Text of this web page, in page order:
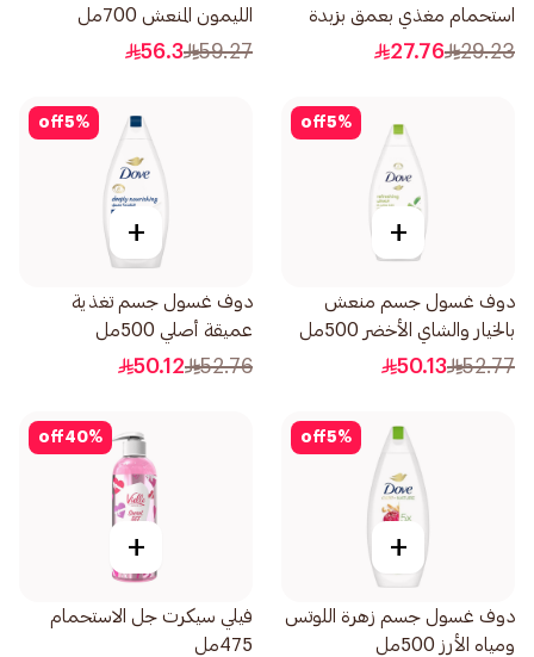
استحمام مغذي بعمق بزبدة
الكاكاو غني 400مل
29.23
27.76
الليمون المنعش 700مل
59.27
56.3
5%
off
+
دوف غسول جسم منعش
بالخيار والشاي الأخضر 500مل
52.77
50.13
5%
off
+
دوف غسول جسم تغذية
عميقة أصلي 500مل
52.76
50.12
5%
off
+
دوف غسول جسم زهرة اللوتس
ومياه الأرز 500مل
40%
off
+
فيلي سيكرت جل الاستحمام
475مل